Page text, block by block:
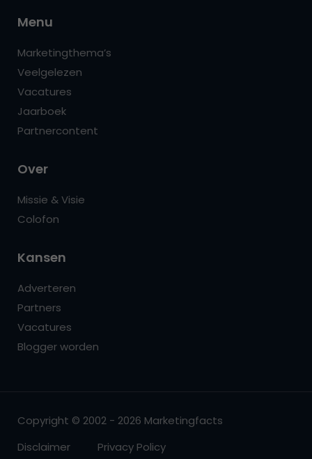
Menu
Marketingthema’s
Veelgelezen
Vacatures
Jaarboek
Partnercontent
Over
Missie & Visie
Colofon
Kansen
Adverteren
Partners
Vacatures
Blogger worden
Copyright © 2002 - 2026 Marketingfacts
Disclaimer
Privacy Policy